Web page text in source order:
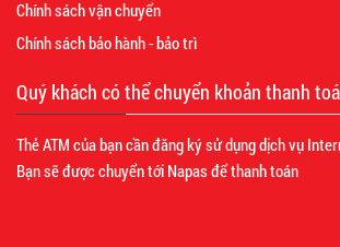
Chính sách vận chuyển
Chính sách bảo hành - bảo trì
Quý khách có thể chuyển khoản thanh
Thẻ ATM của bạn cần đăng ký sử dụng dịch vụ
Bạn sẽ được chuyển tới Napas để thanh toán